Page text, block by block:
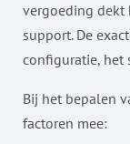
vergoeding dekt
support. De
configuratie, het
Bij het bepalen
factoren mee: